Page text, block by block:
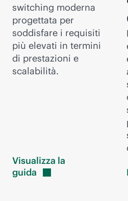
switching moderna
progettata per
soddisfare i requisiti
più elevati in termini
di prestazioni e
scalabilità.
Visualizza la
guida